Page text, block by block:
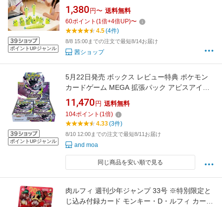
ポイントUPジャンル
る 知育玩具 室内遊具 手先のトレーニング スト
レス発散 パーティーゲーム 魚釣り 釣り竿付き
子供 幼児 大人も楽しめる ギフト プレゼント
1,380 円〜 送料無料
60ポイント (1倍+4倍UP)〜
4.5(4件)
8/8 15:00までの注文で最短8/14お届け
茜ショップ
ポイントUPジャンル
5月22日発売 ボックス レビュー特典 ポケモン
カードゲーム MEGA 拡張パック アビスアイ
BOX
11,470 円 送料無料
104ポイント (1倍)
4.33(3件)
8/10 12:00までの注文で最短8/11お届け
and moa
同じ商品を安い順で見る
肉ルフィ 週刊少年ジャンプ 33号 ※特別限定と
じ込み付録カード モンキー・D・ルフィ カード